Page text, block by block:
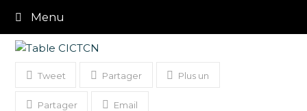
Menu
Tweet Partager Plus un
Partager Email